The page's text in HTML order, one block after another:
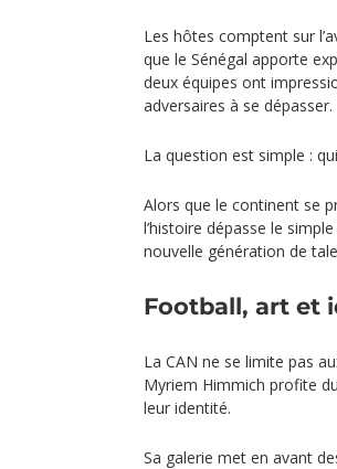
Les hôtes comptent sur
que le Sénégal apporte
deux équipes ont
adversaires à se dépasser.
La question est simple :
Alors que le continent se
l’histoire dépasse le
nouvelle génération de
Football, art et
La CAN ne se limite pas
Myriem Himmich profite
leur identité.
Sa galerie met en avant